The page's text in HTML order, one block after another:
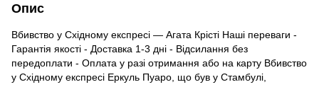
Опис
Вбивство у Східному експресі — Агата Крісті Наші переваги -
Гарантія якості - Доставка 1-3 дні - Відсилання без
передоплати - Оплата у разі отримання або на карту Вбивство
у Східному експресі Еркуль Пуаро, що був у Стамбулі,